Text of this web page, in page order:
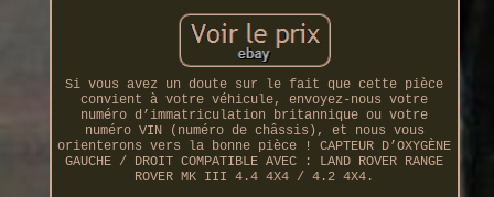
Si vous avez un doute sur le fait que cette pièce
convient à votre véhicule, envoyez-nous votre
numéro d’immatriculation britannique ou votre
numéro VIN (numéro de châssis), et nous vous
orienterons vers la bonne pièce ! CAPTEUR D’OXYGÈNE
GAUCHE / DROIT COMPATIBLE AVEC : LAND ROVER RANGE
ROVER MK III 4.4 4X4 / 4.2 4X4.